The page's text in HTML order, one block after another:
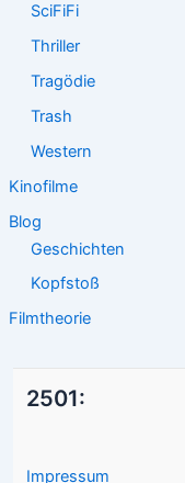
SciFiFi
Thriller
Tragödie
Trash
Western
Kinofilme
Blog
Geschichten
Kopfstoß
Filmtheorie
2501:
Impressum